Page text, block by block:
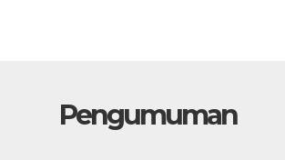
Pengumuman